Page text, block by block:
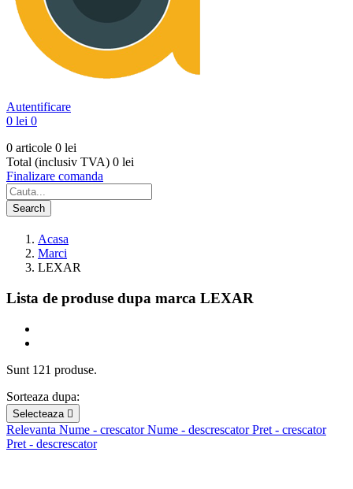
Autentificare
0 lei 0
0 articole 0 lei
Total (inclusiv TVA) 0 lei
Finalizare comanda
Search
Acasa
Marci
LEXAR
Lista de produse dupa marca LEXAR
Sunt 121 produse.
Sorteaza dupa:
Selecteaza 
Relevanta Nume - crescatorNume - descrescatorPret - crescator
Pret - descrescator